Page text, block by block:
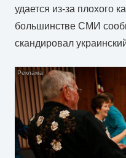
удается из-за плохого
большинстве СМИ
скандировал